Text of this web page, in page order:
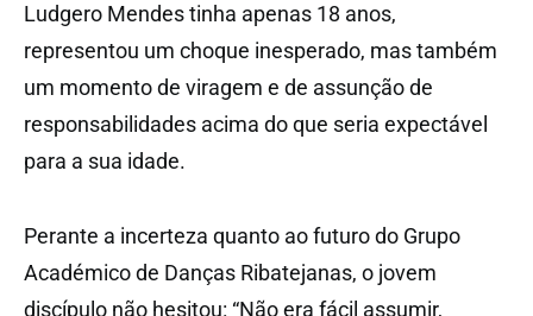
Ludgero Mendes tinha apenas 18 anos,
representou um choque inesperado, mas também
um momento de viragem e de assunção de
responsabilidades acima do que seria expectável
para a sua idade.
Perante a incerteza quanto ao futuro do Grupo
Académico de Danças Ribatejanas, o jovem
discípulo não hesitou: “Não era fácil assumir,